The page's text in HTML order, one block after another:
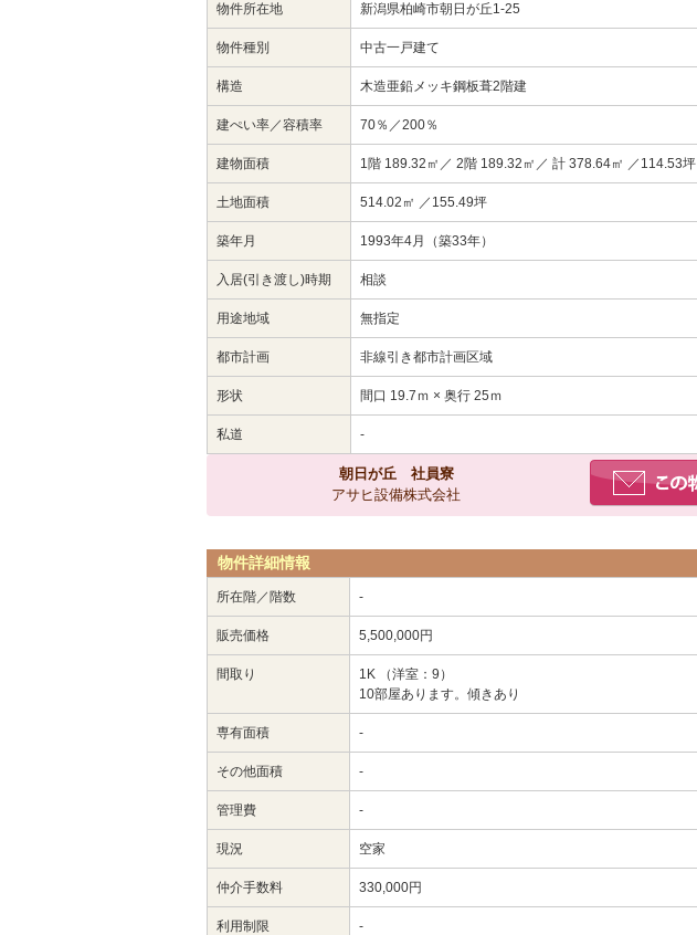
物件所在地 新潟県柏崎市朝日が丘1-25
物件種別 中古一戸建て
構造 木造亜鉛メッキ鋼板葺2階建
建ぺい率／容積率 70％／200％
建物面積 1階 189.32㎡／ 2階 189.32㎡／ 計 378.64㎡ ／114.53坪
土地面積 514.02㎡ ／155.49坪
築年月 1993年4月（築33年）
入居(引き渡し)時期 相談
用途地域 無指定
都市計画 非線引き都市計画区域
形状 間口 19.7ｍ × 奥行 25ｍ
私道 -
朝日が丘 社員寮
アサヒ設備株式会社
物件詳細情報
所在階／階数 -
販売価格 5,500,000円
間取り
1K （洋室：9）
10部屋あります。傾きあり
専有面積 -
その他面積 -
管理費 -
現況 空家
仲介手数料 330,000円
利用制限 -